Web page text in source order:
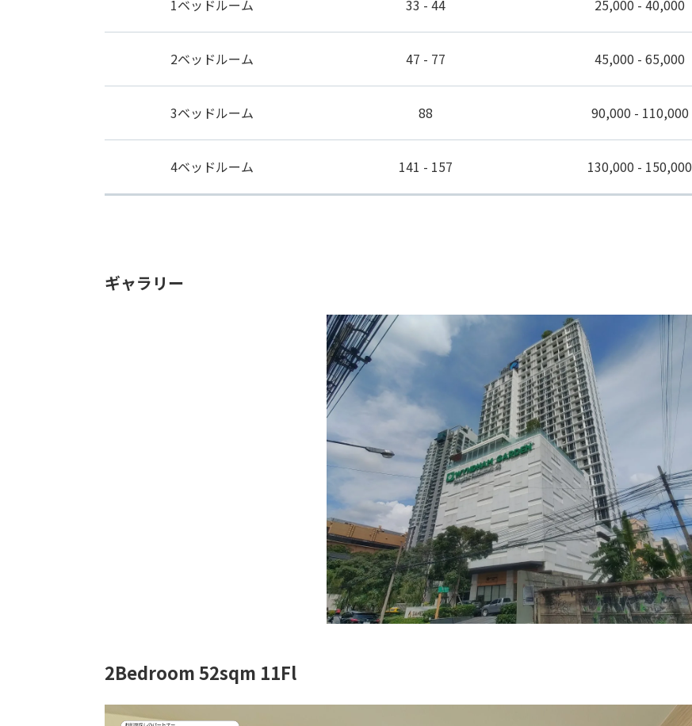
1ベッドルーム 33 - 44 25,000 - 40,000
2ベッドルーム 47 - 77 45,000 - 65,000
3ベッドルーム 88 90,000 - 110,000
4ベッドルーム 141 - 157 130,000 - 150,000
ギャラリー
2Bedroom 52sqm 11Fl